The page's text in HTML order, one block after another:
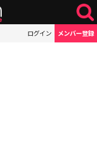
ログイン メンバー登録